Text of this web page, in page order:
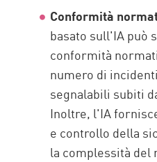
Conformità
basato sull'IA può
conformità
numero di
segnalabili subiti
Inoltre, l'IA
e controllo della
la complessità